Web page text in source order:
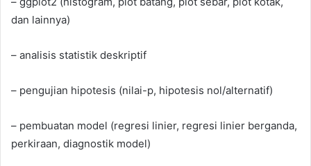
dan lainnya)
– analisis statistik deskriptif
– pengujian hipotesis (nilai-p, hipotesis nol/alternatif)
– pembuatan model (regresi linier, regresi linier berganda,
perkiraan, diagnostik model)